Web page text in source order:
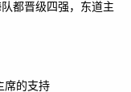
都晋级四强，东道主
席的支持